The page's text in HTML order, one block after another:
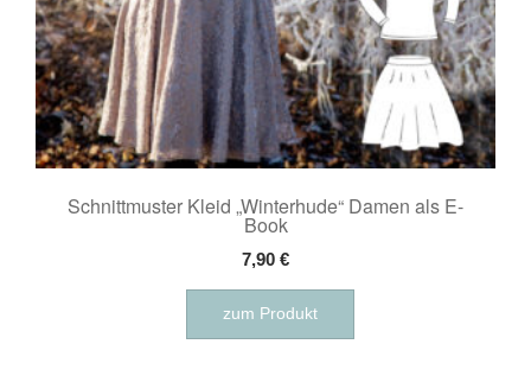
Schnittmuster Kleid „Winterhude“ Damen als E-
Book
7,90 €
zum Produkt